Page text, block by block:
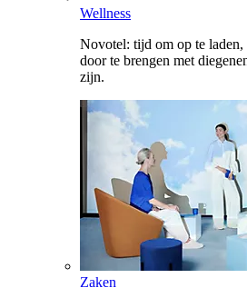
Wellness
Novotel: tijd om op te
door te brengen met
zijn.
Zaken